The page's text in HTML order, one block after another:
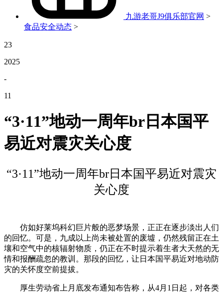
九游老哥J9俱乐部官网 >
食品安全动态 >
23
2025
-
11
“3·11”地动一周年br日本国平
易近对震灾关心度
“3·11”地动一周年br日本国平易近对震灾
关心度
仿如好莱坞科幻巨片般的恶梦场景，正正在逐步淡出人们
的回忆。可是，九成以上尚未被处置的废墟，仍然残留正在土
壤和空气中的核辐射物质，仍正在不时提示着生者大天然的无
情和报酬疏忽的教训。那段的回忆，让日本国平易近对地动防
灾的关怀度空前提拔。
厚生劳动省上月底发布通知布告称，从4月1日起，对各类